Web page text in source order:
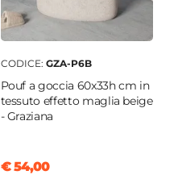
CODICE: GZA-P6B
Pouf a goccia 60x33h cm in
tessuto effetto maglia beige
- Graziana
€ 54,00